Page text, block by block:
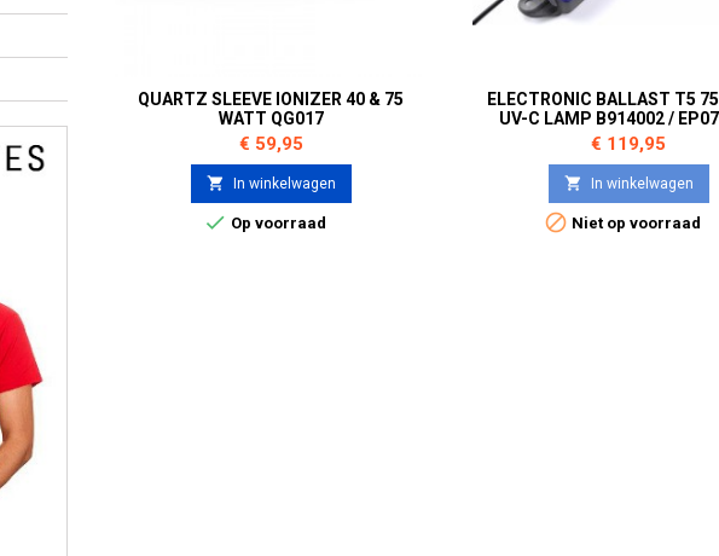
QUARTZ SLEEVE IONIZER 40 & 75
WATT QG017
Prijs
€ 59,95
 In winkelwagen
 Op voorraad
ELECTRONIC BALLAST T5
UV-C LAMP B914002 /
Prijs
€ 119,95
 In winkelwagen
 Niet op voorraad